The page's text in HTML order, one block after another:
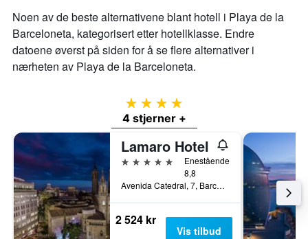
Noen av de beste alternativene blant hotell i Playa de la
Barceloneta, kategorisert etter hotellklasse. Endre
datoene øverst på siden for å se flere alternativer i
nærheten av Playa de la Barceloneta.
4 stjerner
4 stjerner +
Lamaro Hotel
5 stjerner
Enestående
8,8
Avenida Catedral, 7, Barcelona, Spania
2 524 kr
Vis tilbud